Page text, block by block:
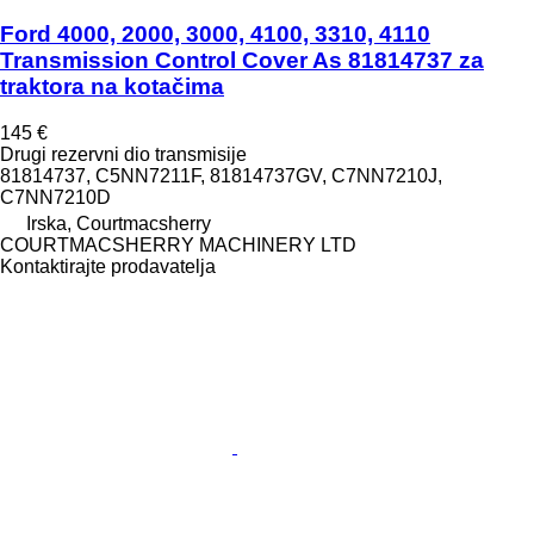
Ford 4000, 2000, 3000, 4100, 3310, 4110
Transmission Control Cover As 81814737 za
traktora na kotačima
145 €
Drugi rezervni dio transmisije
81814737, C5NN7211F, 81814737GV, C7NN7210J,
C7NN7210D
Irska, Courtmacsherry
COURTMACSHERRY MACHINERY LTD
Kontaktirajte prodavatelja